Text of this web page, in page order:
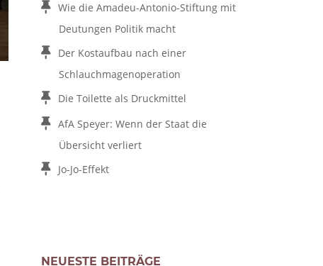
Wie die Amadeu-Antonio-Stiftung mit
Deutungen Politik macht
Der Kostaufbau nach einer
Schlauchmagenoperation
Die Toilette als Druckmittel
AfA Speyer: Wenn der Staat die
Übersicht verliert
Jo-Jo-Effekt
NEUESTE BEITRÄGE